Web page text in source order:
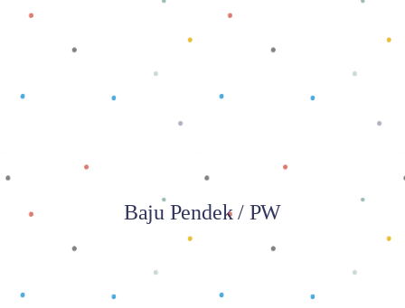
Baca selengkapnya
Baju Pendek / PW